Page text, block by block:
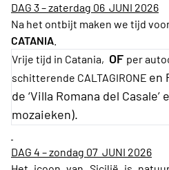
DAG 3 – zaterdag 06 JUNI 2026
Na het ontbijt maken we tijd
CATANIA
Vrije tijd in Catania, OF per
schitterende CALTAGIRONE en
de ‘Villa Romana del
mozaieken).
DAG 4 – zondag 07 JUNI 2026